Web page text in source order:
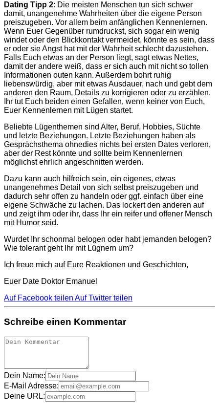
Dating Tipp 2: Die meisten Menschen tun sich schwer
damit, unangenehme Wahrheiten über die eigene Person
preiszugeben. Vor allem beim anfänglichen Kennenlernen.
Wenn Euer Gegenüber rumdruckst, sich sogar ein wenig
windet oder den Blickkontakt vermeidet, könnte es sein, dass
er oder sie Angst hat mit der Wahrheit schlecht dazustehen.
Falls Euch etwas an der Person liegt, sagt etwas Nettes,
damit der andere weiß, dass er sich auch mit nicht so tollen
Informationen outen kann. Außerdem bohrt ruhig
liebenswürdig, aber mit etwas Ausdauer, nach und gebt dem
anderen den Raum, Details zu korrigieren oder zu erzählen.
Ihr tut Euch beiden einen Gefallen, wenn keiner von Euch,
Euer Kennenlernen mit Lügen startet.
Beliebte Lügenthemen sind Alter, Beruf, Hobbies, Süchte
und letzte Beziehungen. Letzte Beziehungen haben als
Gesprächsthema ohnedies nichts bei ersten Dates verloren,
aber der Rest könnte und sollte beim Kennenlernen
möglichst ehrlich angeschnitten werden.
Dazu kann auch hilfreich sein, ein eigenes, etwas
unangenehmes Detail von sich selbst preiszugeben und
dadurch sehr offen zu handeln oder ggf. einfach über eine
eigene Schwäche zu lachen. Das lockert den anderen auf
und zeigt ihm oder ihr, dass Ihr ein reifer und offener Mensch
mit Humor seid.
Wurdet Ihr schonmal belogen oder habt jemanden belogen?
Wie tolerant geht Ihr mit Lügnern um?
Ich freue mich auf Eure Reaktionen und Geschichten,
Euer Date Doktor Emanuel
Auf Facebook teilen Auf Twitter teilen
Schreibe einen Kommentar
Dein Name:
E-Mail Adresse:
Deine URL: